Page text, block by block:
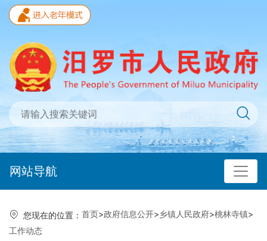
网站导航
您现在的位置： 首页>政府信息公开>乡镇人民政府>桃林寺镇>
工作动态